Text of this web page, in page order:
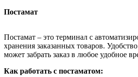
Постамат
Постамат – это терминал с
хранения заказанных товаров.
может забрать заказ в любое удобное
Как работать с постаматом: